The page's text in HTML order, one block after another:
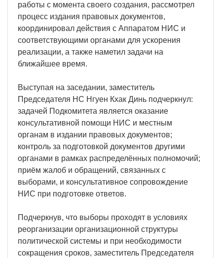
работы с момента своего создания, рассмотрел
процесс издания правовых документов,
координировал действия с Аппаратом НИС и
соответствующими органами для ускорения
реализации, а также наметил задачи на
ближайшее время.
Выступая на заседании, заместитель
Председателя НС Нгуен Кхак Динь подчеркнул:
задачей Подкомитета является оказание
консультативной помощи НИС и местным
органам в издании правовых документов;
контроль за подготовкой документов другими
органами в рамках распределённых полномочий;
приём жалоб и обращений, связанных с
выборами, и консультативное сопровождение
НИС при подготовке ответов.
Подчеркнув, что выборы проходят в условиях
реорганизации организационной структуры
политической системы и при необходимости
сокращения сроков, заместитель Председателя